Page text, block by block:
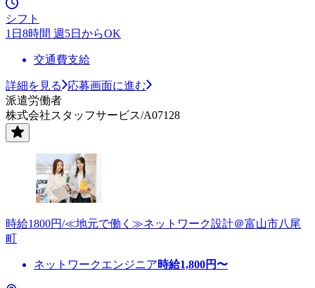
シフト
1日8時間 週5日からOK
交通費支給
詳細を見る
応募画面に進む
派遣労働者
株式会社スタッフサービス/A07128
時給1800円/≪地元で働く≫ネットワーク設計＠富山市八尾
町
ネットワークエンジニア時給1,800円〜